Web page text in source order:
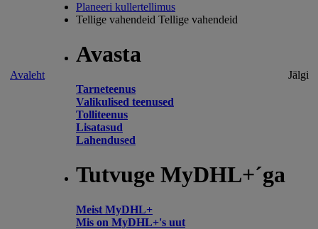
Avaleht
Planeeri kullertellimus
Tellige vahendeid Tellige vahendeid
Avasta
Tarneteenus
Valikulised teenused
Tolliteenus
Lisatasud
Lahendused
Tutvuge MyDHL+´ga
Meist MyDHL+
Mis on MyDHL+'s uut
Jälgi